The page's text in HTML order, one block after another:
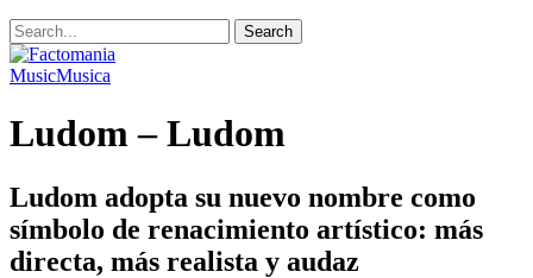
MusicMusica
Ludom – Ludom
Ludom adopta su nuevo nombre como
símbolo de renacimiento artístico: más
directa, más realista y audaz